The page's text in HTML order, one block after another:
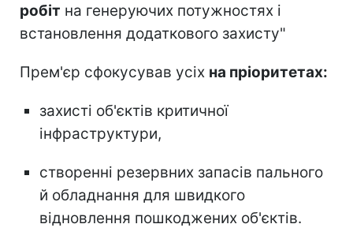
робіт на генеруючих потужностях і
встановлення додаткового захисту"
Прем'єр сфокусував усіх на пріоритетах:
захисті об'єктів критичної
інфраструктури,
створенні резервних запасів пального
й обладнання для швидкого
відновлення пошкоджених об'єктів.